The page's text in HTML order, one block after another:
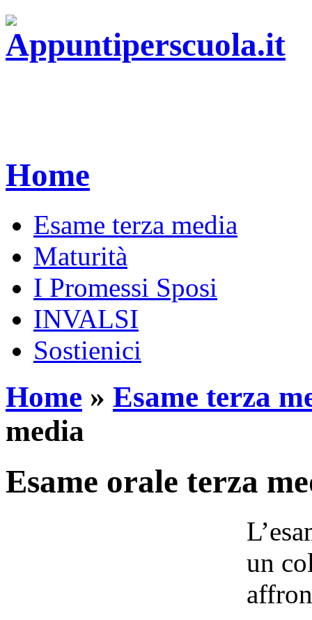
Home
Esame terza media
Maturità
I Promessi Sposi
INVALSI
Sostienici
Home » Esame terza
media
Esame orale terza
un